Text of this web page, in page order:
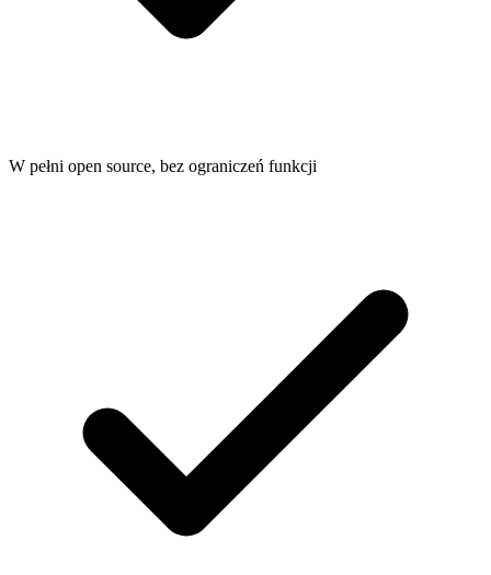
W pełni open source, bez ograniczeń funkcji